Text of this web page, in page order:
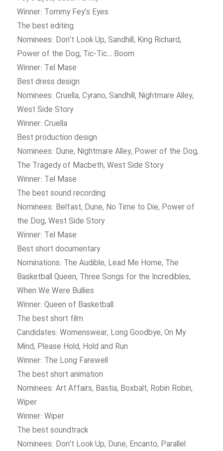
Winner: Tommy Fey’s Eyes
The best editing
Nominees: Don’t Look Up, Sandhill, King Richard,
Power of the Dog, Tic-Tic… Boom
Winner: Tel Mase
Best dress design
Nominees: Cruella, Cyrano, Sandhill, Nightmare Alley,
West Side Story
Winner: Cruella
Best production design
Nominees: Dune, Nightmare Alley, Power of the Dog,
The Tragedy of Macbeth, West Side Story
Winner: Tel Mase
The best sound recording
Nominees: Belfast, Dune, No Time to Die, Power of
the Dog, West Side Story
Winner: Tel Mase
Best short documentary
Nominations: The Audible, Lead Me Home, The
Basketball Queen, Three Songs for the Incredibles,
When We Were Bullies
Winner: Queen of Basketball
The best short film
Candidates: Womenswear, Long Goodbye, On My
Mind, Please Hold, Hold and Run
Winner: The Long Farewell
The best short animation
Nominees: Art Affairs, Bastia, Boxbalt, Robin Robin,
Wiper
Winner: Wiper
The best soundtrack
Nominees: Don’t Look Up, Dune, Encanto, Parallel